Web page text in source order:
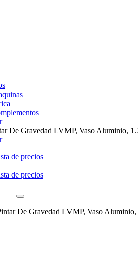
De Gravedad LVMP, Vaso Aluminio,
de precios
de precios